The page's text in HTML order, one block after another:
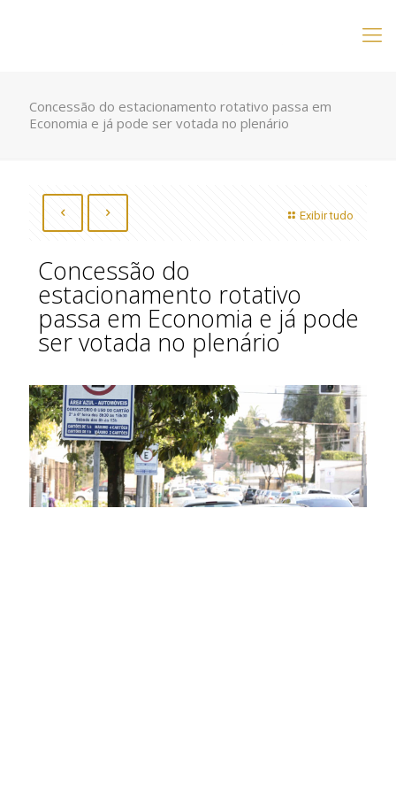
Concessão do estacionamento rotativo passa em
Economia e já pode ser votada no plenário
Exibir tudo
Concessão do
estacionamento rotativo
passa em Economia e já pode
ser votada no plenário